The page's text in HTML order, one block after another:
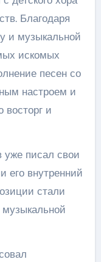
Благодаря
и музыкальной
искомых
песен со
настроем и
и
писал свои
его внутренний
стали